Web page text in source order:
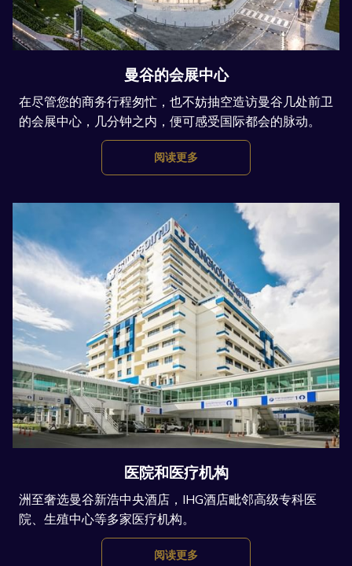
曼谷的会展中心
在尽管您的商务行程匆忙，也不妨抽空造访曼谷几处前卫
的会展中心，几分钟之内，便可感受国际都会的脉动。
阅读更多
医院和医疗机构
洲至奢选曼谷新浩中央酒店，IHG酒店毗邻高级专科医
院、生殖中心等多家医疗机构。
阅读更多